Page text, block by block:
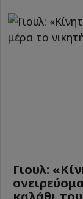
Γιουλ: